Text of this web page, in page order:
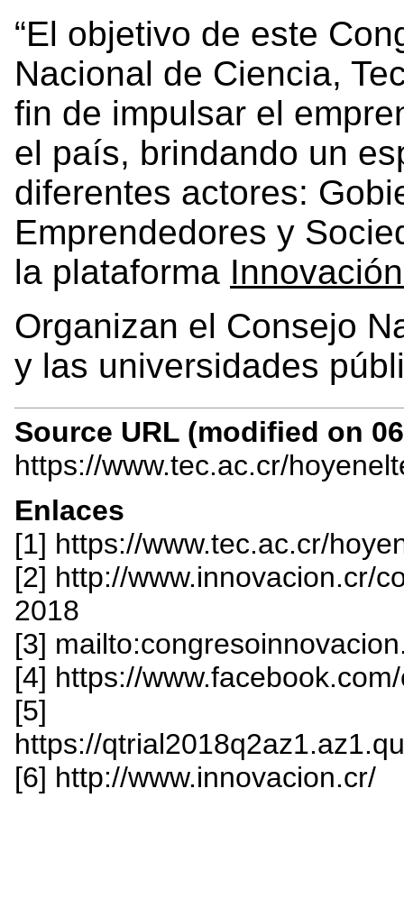
“El objetivo de este
Nacional de Ciencia,
fin de impulsar el
el país, brindando un
diferentes actores:
Emprendedores y
la plataforma
Organizan el Consejo
y las universidades
Source URL (modified on
https://www.tec.ac.cr/
Enlaces
[1] https://www.tec.ac.cr/
[2] http://www.innovacion.cr/
2018
[3]
[4] https://
[5]
https://
[6] http://www.innovacion.cr/